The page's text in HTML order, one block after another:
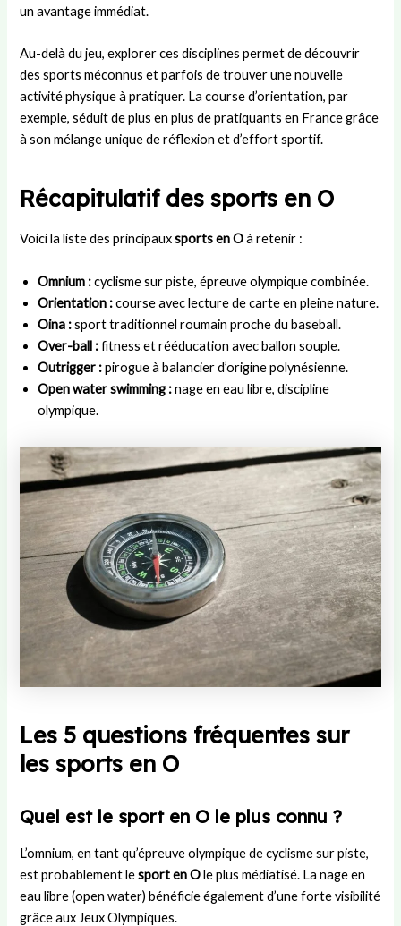
un avantage immédiat.
Au-delà du jeu, explorer ces disciplines permet de découvrir
des sports méconnus et parfois de trouver une nouvelle
activité physique à pratiquer. La course d’orientation, par
exemple, séduit de plus en plus de pratiquants en France grâce
à son mélange unique de réflexion et d’effort sportif.
Récapitulatif des sports en O
Voici la liste des principauxsports en Oà retenir :
Omnium :cyclisme sur piste, épreuve olympique combinée.
Orientation :course avec lecture de carte en pleine nature.
Oina :sport traditionnel roumain proche du baseball.
Over-ball :fitness et rééducation avec ballon souple.
Outrigger :pirogue à balancier d’origine polynésienne.
Open water swimming :nage en eau libre, discipline
olympique.
Les 5 questions fréquentes sur
les sports en O
Quel est le sport en O le plus connu ?
L’omnium, en tant qu’épreuve olympique de cyclisme sur piste,
est probablement lesport en Ole plus médiatisé. La nage en
eau libre (open water) bénéficie également d’une forte visibilité
grâce aux Jeux Olympiques.